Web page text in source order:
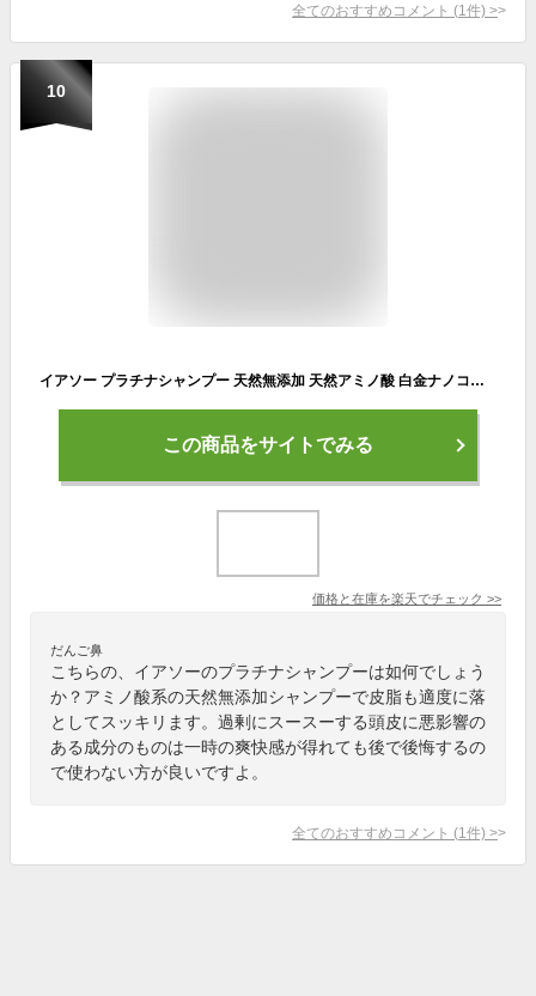
全てのおすすめコメント (1 件) >
10
イアソー プラチナシャンプー 天然無添加 天然アミノ酸 白金ナノコロイド ボディシャンプー 無香料 レディース メンズ 頭皮 髪 ケア ボディーソープ 全身 お肌の弱い方でも安心
この商品をサイトでみる
価格と在庫を楽天でチェック >>
だんご鼻
こちらの、イアソーのプラチナシャンプーは如何でしょう
か？アミノ酸系の天然無添加シャンプーで皮脂も適度に落
としてスッキリます。過剰にスースーする頭皮に悪影響の
ある成分のものは一時の爽快感が得れても後で後悔するの
で使わない方が良いですよ。
全てのおすすめコメント (1 件) >